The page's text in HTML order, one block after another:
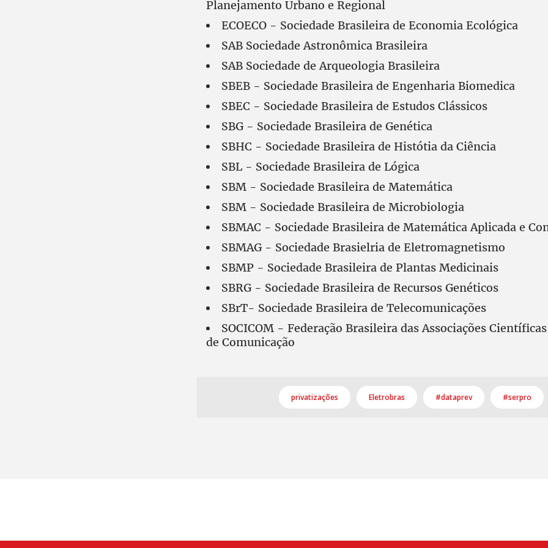
Planejamento Urbano e Regional
ECOECO - Sociedade Brasileira de Economia Ecológica
SAB Sociedade Astronômica Brasileira
SAB Sociedade de Arqueologia Brasileira
SBEB - Sociedade Brasileira de Engenharia Biomedica
SBEC - Sociedade Brasileira de Estudos Clássicos
SBG - Sociedade Brasileira de Genética
SBHC - Sociedade Brasileira de Histótia da Ciência
SBL - Sociedade Brasileira de Lógica
SBM - Sociedade Brasileira de Matemática
SBM - Sociedade Brasileira de Microbiologia
SBMAC - Sociedade Brasileira de Matemática Aplicada e
SBMAG - Sociedade Brasielria de Eletromagnetismo
SBMP - Sociedade Brasileira de Plantas Medicinais
SBRG - Sociedade Brasileira de Recursos Genéticos
SBrT- Sociedade Brasileira de Telecomunicações
SOCICOM - Federação Brasileira das Associações
de Comunicação
privatizações Eletrobras #dataprev #serpro